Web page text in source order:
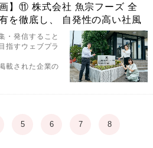
】⑪ 株式会社 魚宗フーズ 全
を徹底し、 自発性の高い社風
・発信すること
指すウェブプラ
載された企業の
5 6 7 8